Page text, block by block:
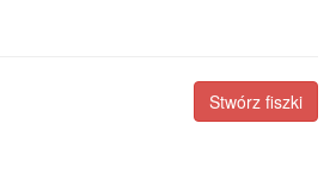
Stwórz fiszki